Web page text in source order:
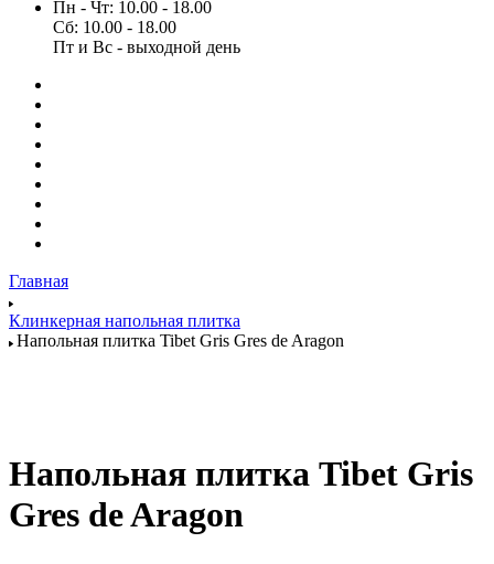
Пн - Чт: 10.00 - 18.00
Сб: 10.00 - 18.00
Пт и Вс - выходной день
Главная
Клинкерная напольная плитка
Напольная плитка Tibet Gris Gres de Aragon
Напольная плитка Tibet Gris
Gres de Aragon